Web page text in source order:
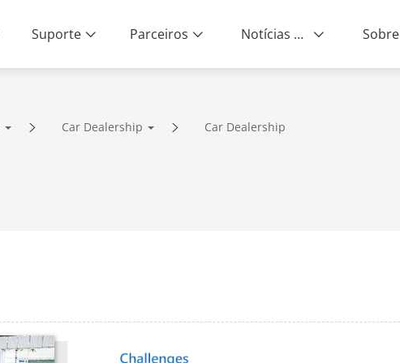
Suporte Parceiros Notícias e Eventos
Car Dealership Car Dealership